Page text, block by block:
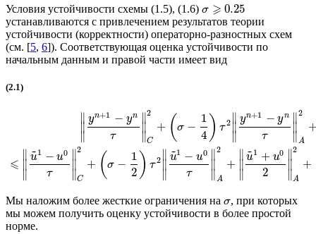
Условия устойчивости схемы (1.5), (1.6) σ ⩾ 0.25
устанавливаются с привлечением результатов теории
устойчивости (корректности) операторно-разностных схем
(см. [5, 6]). Соответствующая оценка устойчивости по
начальным данным и правой части имеет вид
(2.1)
∥
∥
∥
yn+1 − yn
τ
∥
∥
∥
2
C
+ ( σ −
1
4 ) τ 2 ∥
∥
∥
yn+1 − yn
τ
∥
∥
∥
2
A
⩽
∥
∥
u
~1 − u0
τ
∥
∥
2
C
+ ( σ −
1
2 ) τ 2
∥
∥
u
~1 − u0
τ
∥
∥
2
A
+
∥
∥
u
~1 + u0
2
∥
∥
2
A
+
Мы наложим более жесткие ограничения на σ, при которых
мы можем получить оценку устойчивости в более простой
норме.